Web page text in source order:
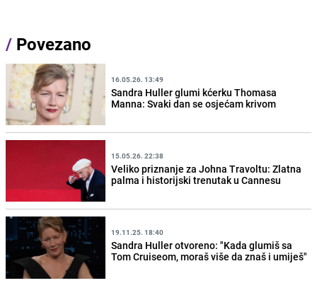
/ Povezano
16.05.26. 13:49
Sandra Huller glumi kćerku Thomasa
Manna: Svaki dan se osjećam krivom
15.05.26. 22:38
Veliko priznanje za Johna Travoltu: Zlatna
palma i historijski trenutak u Cannesu
19.11.25. 18:40
Sandra Huller otvoreno: "Kada glumiš sa
Tom Cruiseom, moraš više da znaš i umiješ"